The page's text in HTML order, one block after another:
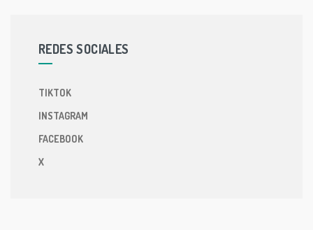
REDES SOCIALES
TIKTOK
INSTAGRAM
FACEBOOK
X